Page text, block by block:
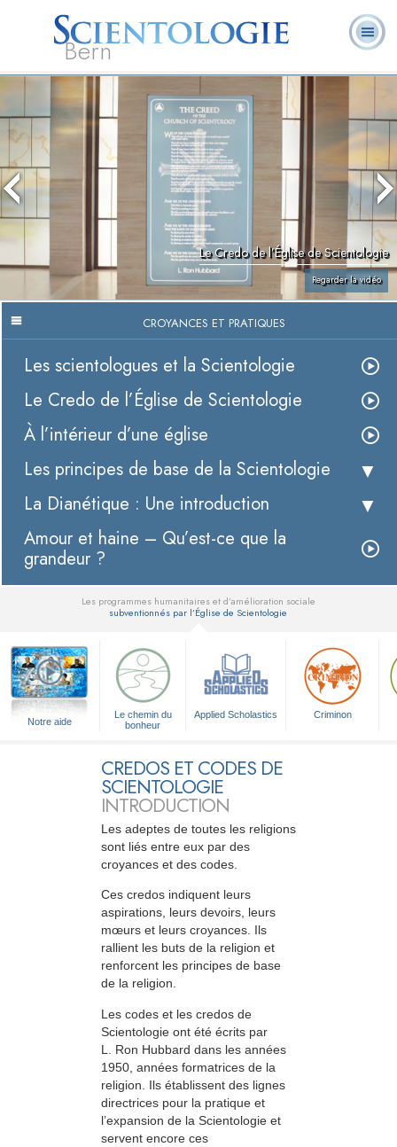
Bern
L. Ron Hubbard
Scientologie ?
questions
Le Credo de l’Église de Scientologie
Regarder la vidéo
CROYANCES ET PRATIQUES
Les scientologues et la Scientologie
Le Credo de l’Église de Scientologie
À l’intérieur d’une église
Les principes de base de la Scientologie
La Dianétique : Une introduction
Amour et haine – Qu’est-ce que la
grandeur ?
Les programmes humanitaires et d’amélioration sociale
subventionnés par l’Église de Scientologie
Notre aide
Le chemin du
bonheur
Applied Scholastics Criminon
CREDOS ET CODES DE
SCIENTOLOGIE
INTRODUCTION
Les adeptes de toutes les religions
sont liés entre eux par des
croyances et des codes.
Ces credos indiquent leurs
aspirations, leurs devoirs, leurs
mœurs et leurs croyances. Ils
rallient les buts de la religion et
renforcent les principes de base
de la religion.
Les codes et les credos de
Scientologie ont été écrits par
L. Ron Hubbard dans les années
1950, années formatrices de la
religion. Ils établissent des lignes
directrices pour la pratique et
l’expansion de la Scientologie et
servent encore ces